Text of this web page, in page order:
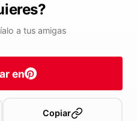
a tus amigas
en
Copiar